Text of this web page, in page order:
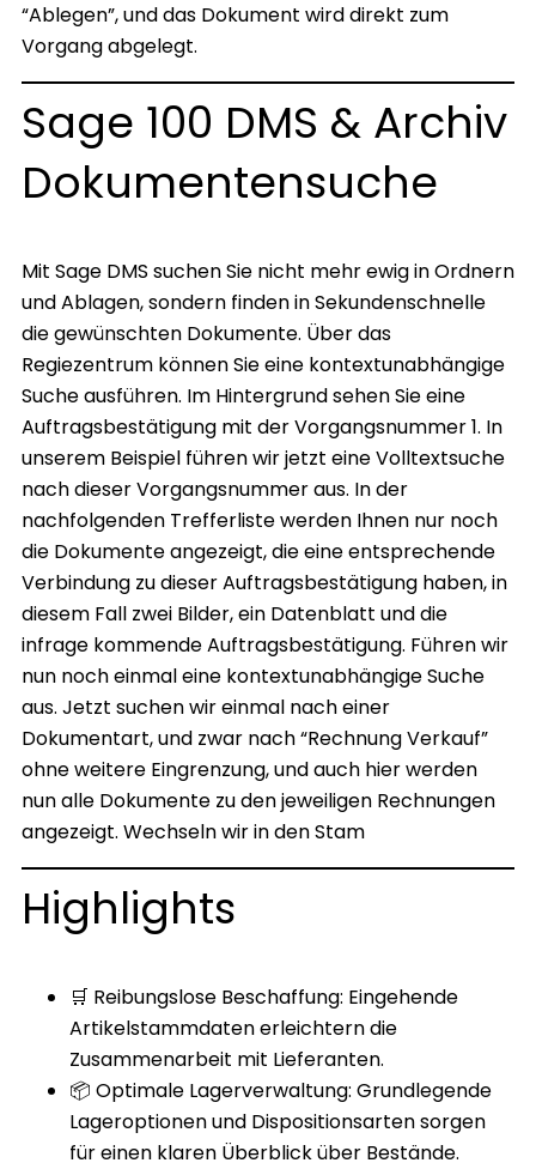
“Ablegen”, und das Dokument wird direkt zum
Vorgang abgelegt.
Sage 100 DMS & Archiv
Dokumentensuche
Mit Sage DMS suchen Sie nicht mehr ewig in Ordnern
und Ablagen, sondern finden in Sekundenschnelle
die gewünschten Dokumente. Über das
Regiezentrum können Sie eine kontextunabhängige
Suche ausführen. Im Hintergrund sehen Sie eine
Auftragsbestätigung mit der Vorgangsnummer 1. In
unserem Beispiel führen wir jetzt eine Volltextsuche
nach dieser Vorgangsnummer aus. In der
nachfolgenden Trefferliste werden Ihnen nur noch
die Dokumente angezeigt, die eine entsprechende
Verbindung zu dieser Auftragsbestätigung haben, in
diesem Fall zwei Bilder, ein Datenblatt und die
infrage kommende Auftragsbestätigung. Führen wir
nun noch einmal eine kontextunabhängige Suche
aus. Jetzt suchen wir einmal nach einer
Dokumentart, und zwar nach “Rechnung Verkauf”
ohne weitere Eingrenzung, und auch hier werden
nun alle Dokumente zu den jeweiligen Rechnungen
angezeigt. Wechseln wir in den Stam
Highlights
🛒 Reibungslose Beschaffung: Eingehende
Artikelstammdaten erleichtern die
Zusammenarbeit mit Lieferanten.
📦 Optimale Lagerverwaltung: Grundlegende
Lageroptionen und Dispositionsarten sorgen
für einen klaren Überblick über Bestände.